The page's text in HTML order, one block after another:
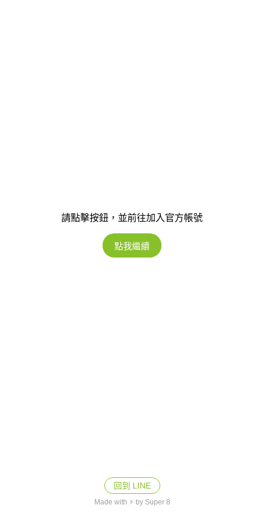
請點擊按鈕，並前往加入官方帳號
點我繼續
回到 LINE
Made with ⚡ by Super 8